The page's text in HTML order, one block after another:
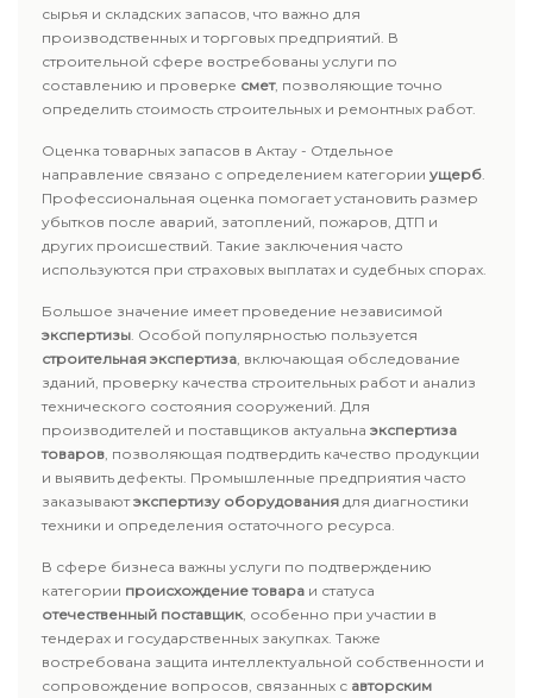
сырья и складских запасов, что важно для
производственных и торговых предприятий. В
строительной сфере востребованы услуги по
составлению и проверке смет, позволяющие точно
определить стоимость строительных и ремонтных работ.
Оценка товарных запасов в Актау - Отдельное
направление связано с определением категории ущерб.
Профессиональная оценка помогает установить размер
убытков после аварий, затоплений, пожаров, ДТП и
других происшествий. Такие заключения часто
используются при страховых выплатах и судебных спорах.
Большое значение имеет проведение независимой
экспертизы. Особой популярностью пользуется
строительная экспертиза, включающая обследование
зданий, проверку качества строительных работ и анализ
технического состояния сооружений. Для
производителей и поставщиков актуальна экспертиза
товаров, позволяющая подтвердить качество продукции
и выявить дефекты. Промышленные предприятия часто
заказываютэкспертизу оборудования для диагностики
техники и определения остаточного ресурса.
В сфере бизнеса важны услуги по подтверждению
категории происхождение товара и статуса
отечественный поставщик, особенно при участии в
тендерах и государственных закупках. Также
востребована защита интеллектуальной собственности и
сопровождение вопросов, связанных с авторским